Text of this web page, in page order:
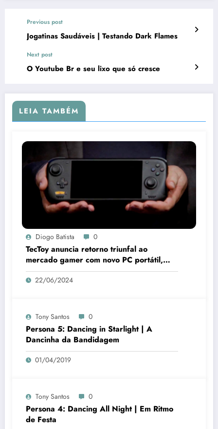
Previous post
Jogatinas Saudáveis | Testando Dark Flames
Next post
O Youtube Br e seu lixo que só cresce
LEIA TAMBÉM
Diogo Batista 0
TecToy anuncia retorno triunfal ao
mercado gamer com novo PC portátil,
periféricos e jogos
22/06/2024
Tony Santos 0
Persona 5: Dancing in Starlight | A
Dancinha da Bandidagem
01/04/2019
Tony Santos 0
Persona 4: Dancing All Night | Em Ritmo
de Festa